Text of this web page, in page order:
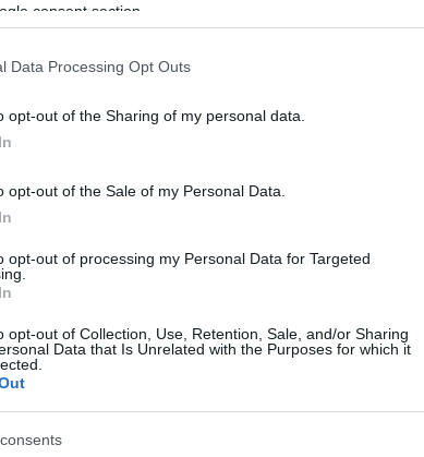
consent section.
Data Processing Opt Outs
opt-out of the Sharing of my personal data.
opt-out of the Sale of my Personal Data.
opt-out of processing my Personal Data for Targeted
opt-out of Collection, Use, Retention, Sale, and/or Sharing
Data that Is Unrelated with the Purposes for which it
Verstappen: